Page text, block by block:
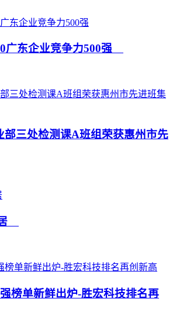
广东企业竞争力500强
部三处检测课A班组荣获惠州市先
榜单新鲜出炉-胜宏科技排名再